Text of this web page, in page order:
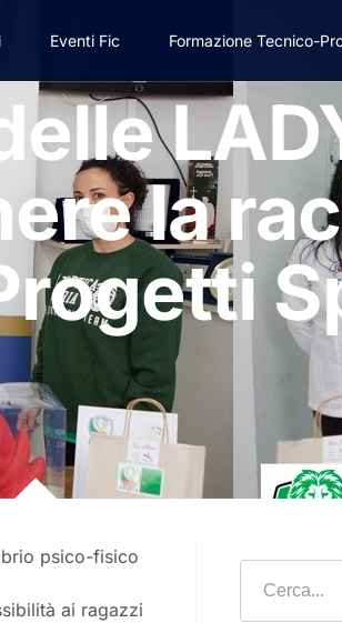
Eventi Fic Formazione Tecnico-
la
psico-fisico
ai ragazzi